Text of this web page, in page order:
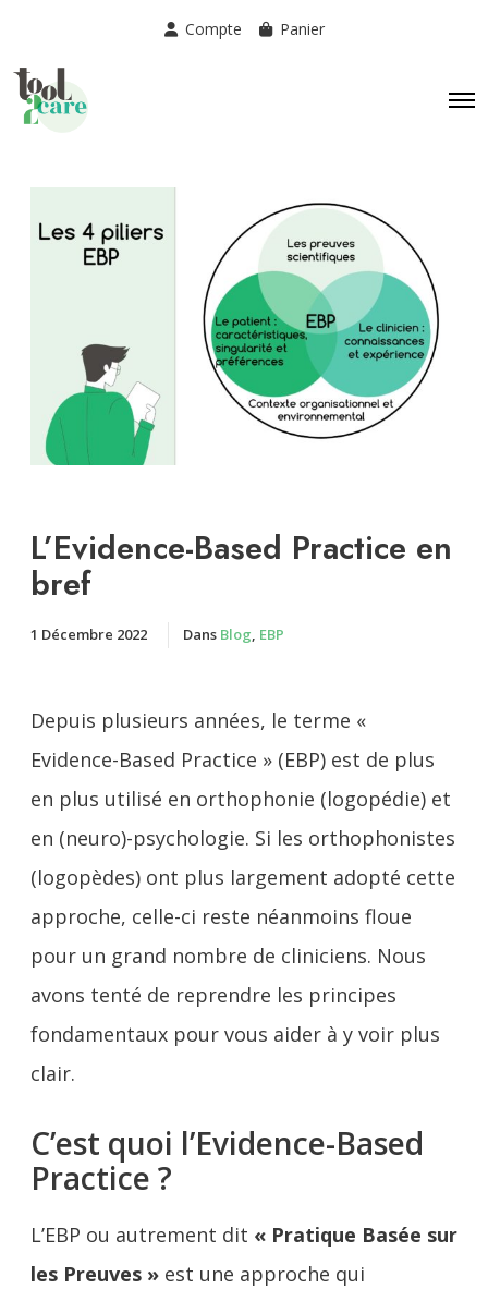
Compte Panier
L’Evidence-Based Practice en
bref
1 Décembre 2022 Dans Blog, EBP
Depuis plusieurs années, le terme «
Evidence-Based Practice » (EBP) est de plus
en plus utilisé en orthophonie (logopédie) et
en (neuro)-psychologie. Si les orthophonistes
(logopèdes) ont plus largement adopté cette
approche, celle-ci reste néanmoins floue
pour un grand nombre de cliniciens. Nous
avons tenté de reprendre les principes
fondamentaux pour vous aider à y voir plus
clair.
C’est quoi l’Evidence-Based
Practice ?
L’EBP ou autrement dit « Pratique Basée sur
les Preuves » est une approche qui